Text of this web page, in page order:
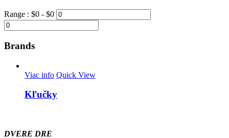
Range : $0 - $0
Brands
Viac info Quick View
Kľučky
DVERE DRE